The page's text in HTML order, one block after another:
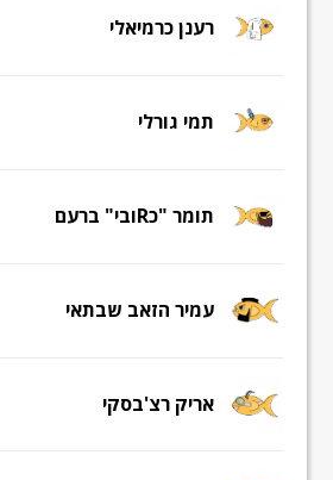
רענן כרמיאלי
תמי גורלי
תומר "כRובי" ברעם
עמיר הזאב שבתאי
אריק רצ'בסקי